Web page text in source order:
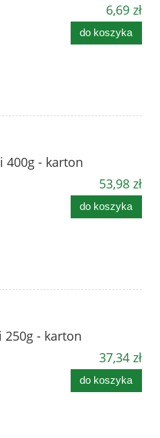
6,69 zł
do koszyka
400g - karton
53,98 zł
do koszyka
250g - karton
37,34 zł
do koszyka